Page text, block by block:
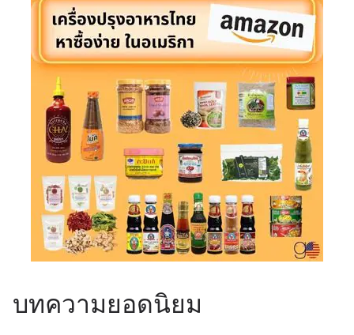
บทความยอดนิยม